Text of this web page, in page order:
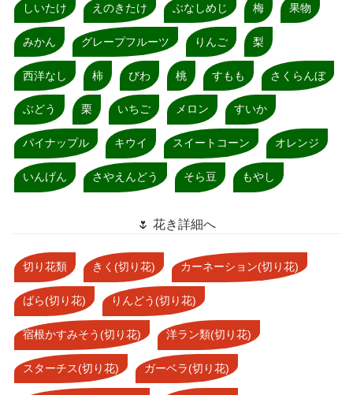
しいたけ えのきたけ ぶなしめじ 梅 果物
みかん グレープフルーツ りんご 梨
西洋なし 柿 びわ 桃 すもも さくらんぼ
ぶどう 栗 いちご メロン すいか
パイナップル キウイ スイートコーン オレンジ
いんげん さやえんどう そら豆 もやし
🌷 花き詳細へ
切り花類 きく(切り花) カーネーション(切り花)
ばら(切り花) りんどう(切り花)
宿根かすみそう(切り花) 洋ラン類(切り花)
スターチス(切り花) ガーベラ(切り花)